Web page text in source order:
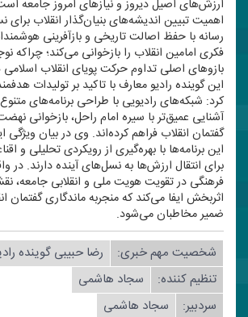
ارزش‌های اصیل دیروز و نیازهای امروز جامعه
اهمیت تبیین اندیشه‌های بنیان‌گذار انقلاب برای
رسانه با حفظ اصالت تاریخی و بازآفرینی
فكری امامین انقلاب را بازخوانی می‌كند‌؛ چراكه
بازوهای اصلی تداوم حركت پویای انقلاب
این گوینده رادیو معارف با تاكید بر تولیدات
كرد: شبكه‌های رادیویی با طراحی برنامه‌های
آشنایی عمیق‌تر با سیره امام راحل، بازخوانی
گفتمان انقلاب فراهم كرده‌اند. وی در بیان ویژگی
این برنامه‌ها با بهره‌گیری از رویكردی تحلیلی و
برای انتقال ارزش‌ها به نسل‌های آینده دارند. در
فرهنگی در تقویت هویت ملی و انقلابی جامعه،
اثربخش ایفا می‌كند كه منجر‌به ماندگاری گفتمان
ضمیر مخاطبان می‌شود.
شخصیت مهم خبری:
رضا حبیبی گوینده
تنظیم كننده:
سجاد هاشمی
سردبیر:
سجاد هاشمی